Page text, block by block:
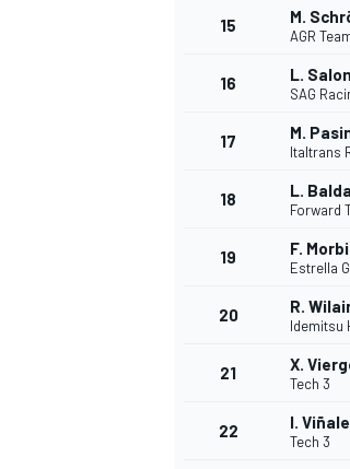
15 M.
AGR
16 L.
SAG
17 M.
Italtrans
18 L.
Forward
19 F.
Estrella
20 R.
Idemitsu
21 X.
Tech 3
22 I.
Tech 3